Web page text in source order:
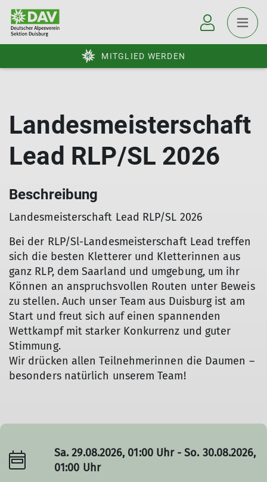
MITGLIED WERDEN
Landesmeisterschaft
Lead RLP/SL 2026
Beschreibung
Landesmeisterschaft Lead RLP/SL 2026
Bei der RLP/Sl-Landesmeisterschaft Lead treffen
sich die besten Kletterer und Kletterinnen aus
ganz RLP, dem Saarland und umgebung, um ihr
Können an anspruchsvollen Routen unter Beweis
zu stellen. Auch unser Team aus Duisburg ist am
Start und freut sich auf einen spannenden
Wettkampf mit starker Konkurrenz und guter
Stimmung.
Wir drücken allen Teilnehmerinnen die Daumen –
besonders natürlich unserem Team!
Sa. 29.08.2026, 01:00 Uhr - So. 30.08.2026,
01:00 Uhr